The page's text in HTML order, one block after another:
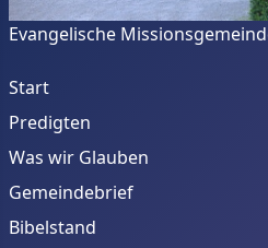
Evangelische
Start
Predigten
Was wir Glauben
Gemeindebrief
Bibelstand